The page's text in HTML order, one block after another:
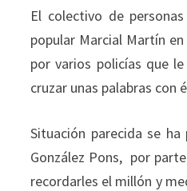
El colectivo de
popular Marcial Martín
por varios policías que
cruzar unas palabras con
Situación parecida se
González Pons, por
recordarles el millón y